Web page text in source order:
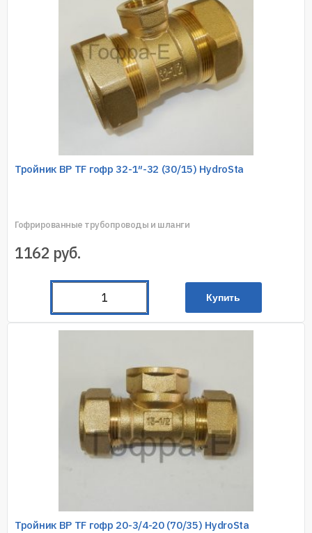
Тройник ВР TF гофр 32-1″-32 (30/15) HydroSta
Гофрированные трубопроводы и шланги
1162 руб.
Купить
Тройник ВР TF гофр 20-3/4-20 (70/35) HydroSta